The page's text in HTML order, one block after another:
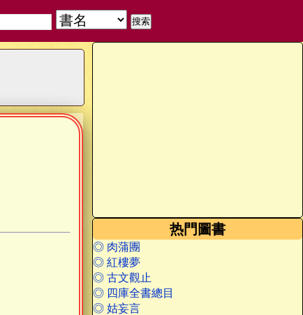
热門圖書
◎ 肉蒲團
◎ 紅樓夢
◎ 古文觀止
◎ 四庫全書總目
◎ 姑妄言